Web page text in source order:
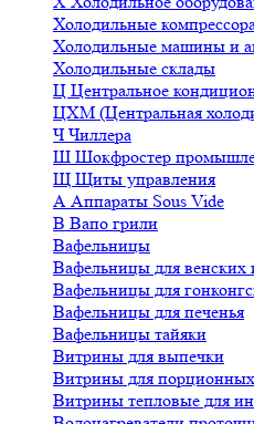
Холодильные
Холодильные машины и
Холодильные склады
Ц Центральное
ЦХМ (Центральная
ЧЧиллера
Ш Шокфростер
Щ Щиты управления
А Аппараты Sous Vide
В Вапо грили
Вафельницы
Вафельницы для венских
Вафельницы для
Вафельницы для печенья
Вафельницы тайяки
Витрины для выпечки
Витрины для
Витрины тепловые для